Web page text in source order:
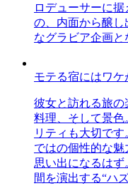
ロデューサーに
の、内面から醸し
なグラビア企画と
モテる宿にはワケ
彼女と訪れる旅
料理、そして景色
リティも大切で
ではの個性的な
思い出になるは
間を演出する“ハ